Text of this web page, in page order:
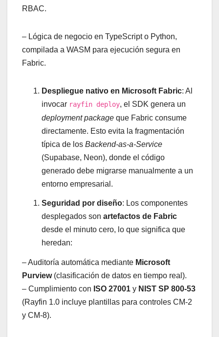
RBAC.
– Lógica de negocio en TypeScript o Python,
compilada a WASM para ejecución segura en
Fabric.
Despliegue nativo en Microsoft Fabric: Al
invocar rayfin deploy, el SDK genera un
deployment package que Fabric consume
directamente. Esto evita la fragmentación
típica de los Backend-as-a-Service
(Supabase, Neon), donde el código
generado debe migrarse manualmente a un
entorno empresarial.
Seguridad por diseño: Los componentes
desplegados son artefactos de Fabric
desde el minuto cero, lo que significa que
heredan:
– Auditoría automática mediante Microsoft
Purview(clasificación de datos en tiempo real).
– Cumplimiento con ISO 27001 y NIST SP 800-53
(Rayfin 1.0 incluye plantillas para controles CM-2
y CM-8).